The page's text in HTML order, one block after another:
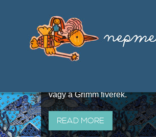
útján terjedő elbeszélésekből,
melyeket olyan ismert gyűjtők
állítottak össze, mint Benedek
vagy a Grimm fivérek.
READ MORE